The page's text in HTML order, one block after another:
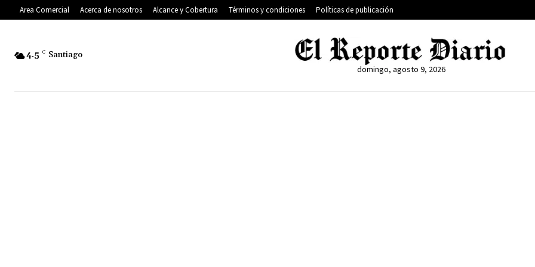
Area Comercial Acerca de nosotros Alcance y Cobertura Términos y condiciones Políticas de publicación
4.5 C Santiago
domingo, agosto 9, 2026